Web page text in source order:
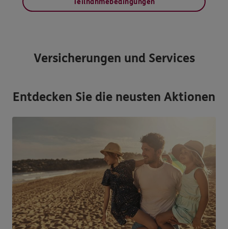
Teilnahmebedingungen
Versicherungen und Services
Entdecken Sie die neusten Aktionen